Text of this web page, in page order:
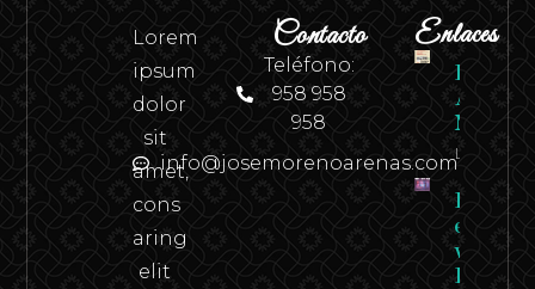
Lorem
ipsum
dolor
sit
amet,
cons
aring
elit
Contacto
Teléfono:
958 958
958
info@josemorenoarenas.com
Enlaces
Revista
N.º 2
Leer
en
viva –